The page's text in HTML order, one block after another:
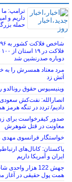
ترامپ:
داریم و
حمله
دوباره صدرنشین شد
مرد معتاد همسرش را به
آتش زد
وینیسیوس حقوق رونالدو
انصارالله: نفت‌کش
دادیم/ تردد در تنگه
صدور کیفرخواست برای زن
معاونت در قتل شوهرش
خواستگار فرانسوی مهدی
پاکستان: کانال‌های
ایران و آمریکا داریم
جهش 122 هزار
همت پول حقیقی در آغاز